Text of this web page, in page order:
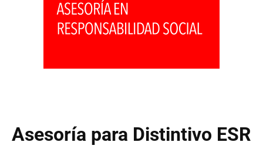
Asesoría para Distintivo ESR